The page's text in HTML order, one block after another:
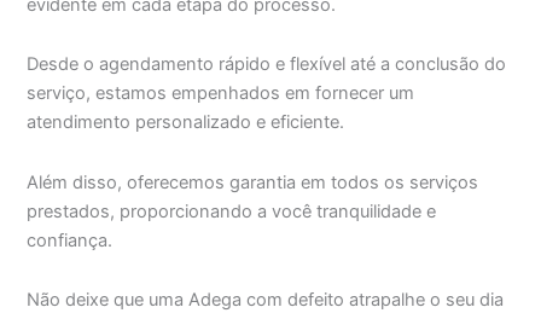
Desde o agendamento rápido e flexível até a conclusão do
serviço, estamos empenhados em fornecer um
atendimento personalizado e eficiente.
Além disso, oferecemos garantia em todos os serviços
prestados, proporcionando a você tranquilidade e
confiança.
Não deixe que uma Adega com defeito atrapalhe o seu dia